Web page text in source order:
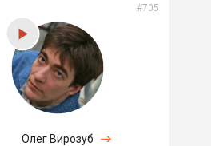
#705
Олег Вирозуб